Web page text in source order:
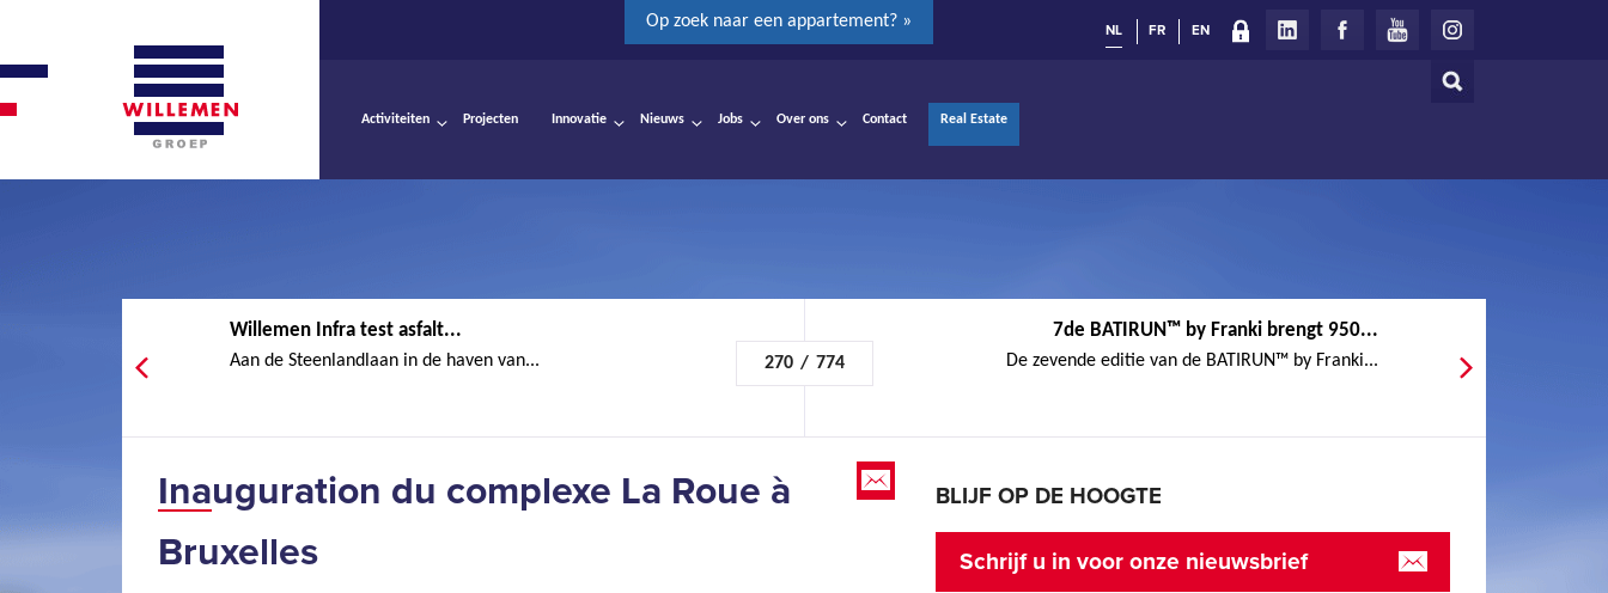
Op zoek naar een appartement? »
Zoeken
NL FR EN
Activiteiten Projecten Innovatie Nieuws Jobs Over ons Contact Real Estate
Willemen Infra test asfalt...
Aan de Steenlandlaan in de haven van... 270 / 774
7de BATIRUN™ by Franki brengt 950...
De zevende editie van de BATIRUN™ by Franki...
Inauguration du complexe La Roue à
Bruxelles
BLIJF OP DE HOOGTE
Schrijf u in voor onze nieuwsbrief